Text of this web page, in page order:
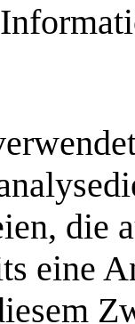
die
eine